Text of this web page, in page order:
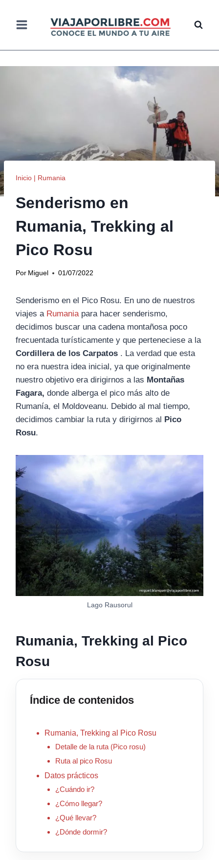
contenido
Inicio | Rumania
Senderismo en
Rumania, Trekking al
Pico Rosu
Por Miguel 01/07/2022
Senderismo en el Pico Rosu. En uno de nuestros
viajes a Rumania para hacer senderismo,
decidimos buscar una cadena montañosa poco
frecuentada turísticamente y que perteneciese a la
Cordillera de los Carpatos . La verdad que esta
no era nuestra idea inicial, ya que originalmente
nuestro objetivo era dirigirnos a las Montañas
Fagara, donde alberga el pico más alto de
Rumanía, el Moldoveanu. Debido al mal tiempo,
decidimos cambiar la ruta y dirigirnos al Pico
Rosu.
Lago Rausorul
Rumania, Trekking al Pico
Rosu
Índice de contenidos
Rumania, Trekking al Pico Rosu
Detalle de la ruta (Pico rosu)
Ruta al pico Rosu
Datos prácticos
¿Cuándo ir?
¿Cómo llegar?
¿Qué llevar?
¿Dónde dormir?